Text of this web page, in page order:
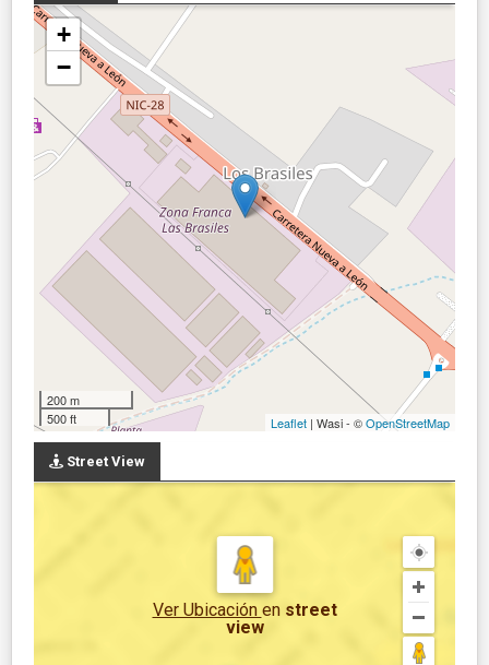
+
−
200 m
500 ft
Leaflet | Wasi - ©OpenStreetMap
Street View
Ver Ubicación en street
view